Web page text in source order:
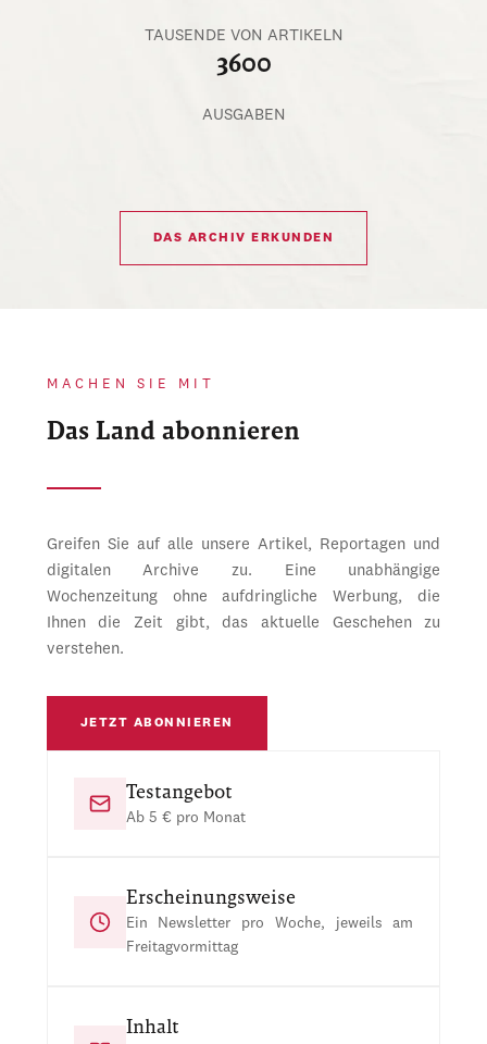
TAUSENDE VON ARTIKELN
3600
AUSGABEN
DAS ARCHIV ERKUNDEN
MACHEN SIE MIT
Das Land abonnieren
Greifen Sie auf alle unsere Artikel, Reportagen und
digitalen Archive zu. Eine unabhängige
Wochenzeitung ohne aufdringliche Werbung, die
Ihnen die Zeit gibt, das aktuelle Geschehen zu
verstehen.
JETZT ABONNIEREN
Testangebot
Ab 5 € pro Monat
Erscheinungsweise
Ein Newsletter pro Woche, jeweils am
Freitagvormittag
Inhalt